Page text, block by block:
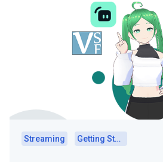
Streaming Getting Started